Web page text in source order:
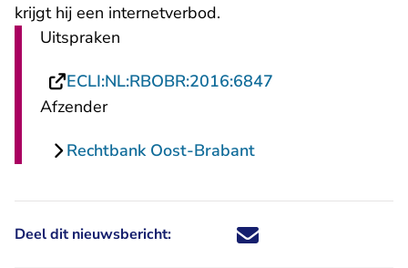
krijgt hij een internetverbod.
Uitspraken
ECLI:NL:RBOBR:2016:6847
Afzender
Rechtbank Oost-Brabant
Deel dit nieuwsbericht: Deel dit nieuwsbericht via X -
Deel dit nieuwsbericht via
Deel dit nieuwsbericht
Deel dit